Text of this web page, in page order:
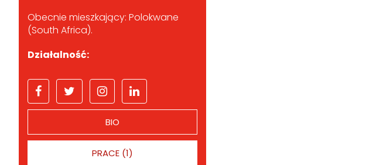
Obecnie mieszkający: Polokwane
(South Africa).
Działalność:
BIO
PRACE (1)